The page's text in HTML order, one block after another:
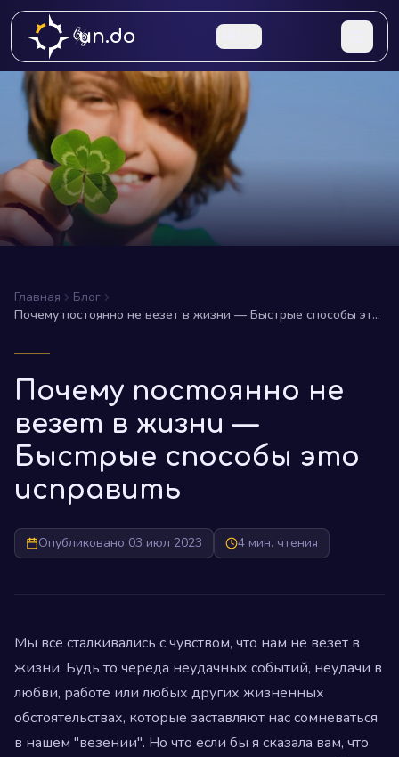
un.do
Главная
Блог
Почему постоянно не везет в жизни — Быстрые способы это
Почему постоянно не
везет в жизни —
Быстрые способы это
исправить
Опубликовано 03 июл 2023 4 мин. чтения
Мы все сталкивались с чувством, что нам не везет в
жизни. Будь то череда неудачных событий, неудачи в
любви, работе или любых других жизненных
обстоятельствах, которые заставляют нас сомневаться
в нашем "везении". Но что если бы я сказала вам, что